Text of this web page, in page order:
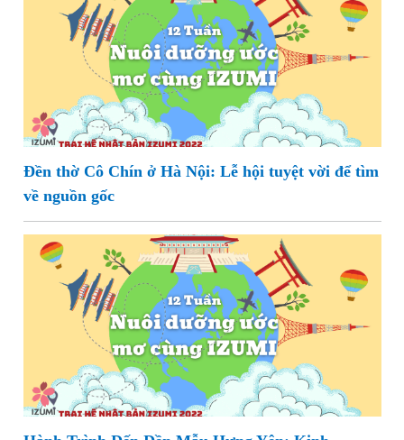
Đền thờ Cô Chín ở Hà Nội: Lễ hội tuyệt vời để tìm
về nguồn gốc